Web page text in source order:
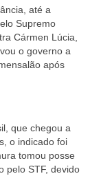
até a
Supremo
Cármen Lúcia,
o governo a
após
que chegou a
o indicado foi
tomou posse
pelo STF, devido